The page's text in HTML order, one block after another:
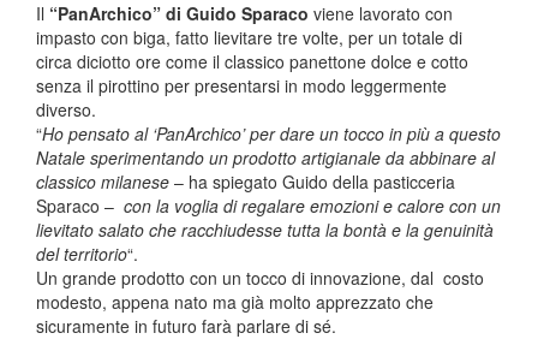
Il “PanArchico” di Guido Sparaco viene lavorato con
impasto con biga, fatto lievitare tre volte, per un totale di
circa diciotto ore come il classico panettone dolce e cotto
senza il pirottino per presentarsi in modo leggermente
diverso.
“Ho pensato al ‘PanArchico’ per dare un tocco in più a questo
Natale sperimentando un prodotto artigianale da abbinare al
classico milanese – ha spiegato Guido della pasticceria
Sparaco – con la voglia di regalare emozioni e calore con un
lievitato salato che racchiudesse tutta la bontà e la genuinità
del territorio“.
Un grande prodotto con un tocco di innovazione, dal costo
modesto, appena nato ma già molto apprezzato che
sicuramente in futuro farà parlare di sé.